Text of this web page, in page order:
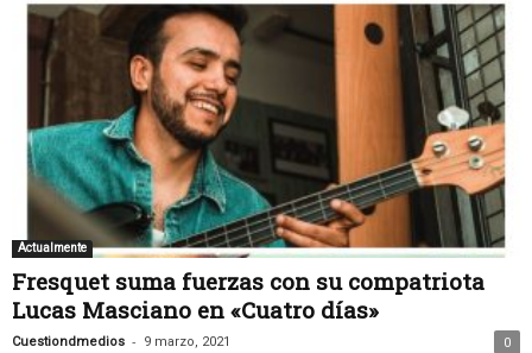
Actualmente
Fresquet suma fuerzas con su compatriota
Lucas Masciano en «Cuatro días»
Cuestiondmedios - 9 marzo, 2021 0